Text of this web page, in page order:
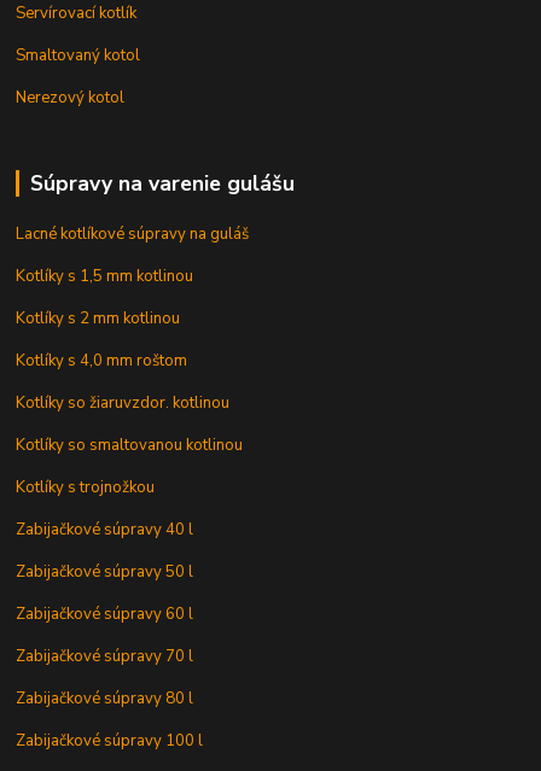
Servírovací kotlík
Smaltovaný kotol
Nerezový kotol
Súpravy na varenie gulášu
Lacné kotlíkové súpravy na guláš
Kotlíky s 1,5 mm kotlinou
Kotlíky s 2 mm kotlinou
Kotlíky s 4,0 mm roštom
Kotlíky so žiaruvzdor. kotlinou
Kotlíky so smaltovanou kotlinou
Kotlíky s trojnožkou
Zabijačkové súpravy 40 l
Zabijačkové súpravy 50 l
Zabijačkové súpravy 60 l
Zabijačkové súpravy 70 l
Zabijačkové súpravy 80 l
Zabijačkové súpravy 100 l